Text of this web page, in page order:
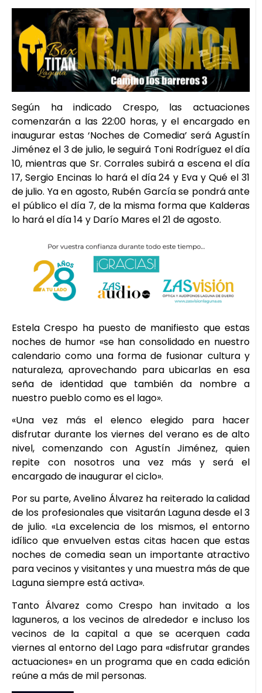
Según ha indicado Crespo, las actuaciones
comenzarán a las 22:00 horas, y el encargado en
inaugurar estas ‘Noches de Comedia’ será Agustín
Jiménez el 3 de julio, le seguirá Toni Rodríguez el día
10, mientras que Sr. Corrales subirá a escena el día
17, Sergio Encinas lo hará el día 24 y Eva y Qué el 31
de julio. Ya en agosto, Rubén García se pondrá ante
el público el día 7, de la misma forma que Kalderas
lo hará el día 14 y Darío Mares el 21 de agosto.
Estela Crespo ha puesto de manifiesto que estas
noches de humor «se han consolidado en nuestro
calendario como una forma de fusionar cultura y
naturaleza, aprovechando para ubicarlas en esa
seña de identidad que también da nombre a
nuestro pueblo como es el lago».
«Una vez más el elenco elegido para hacer
disfrutar durante los viernes del verano es de alto
nivel, comenzando con Agustín Jiménez, quien
repite con nosotros una vez más y será el
encargado de inaugurar el ciclo».
Por su parte, Avelino Álvarez ha reiterado la calidad
de los profesionales que visitarán Laguna desde el 3
de julio. «La excelencia de los mismos, el entorno
idílico que envuelven estas citas hacen que estas
noches de comedia sean un importante atractivo
para vecinos y visitantes y una muestra más de que
Laguna siempre está activa».
Tanto Álvarez como Crespo han invitado a los
laguneros, a los vecinos de alrededor e incluso los
vecinos de la capital a que se acerquen cada
viernes al entorno del Lago para «disfrutar grandes
actuaciones» en un programa que en cada edición
reúne a más de mil personas.